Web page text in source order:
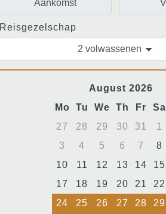
Reisgezelschap
2 volwassenen
August 2026
Mo
Tu We Th Fr Sa
27
28 29 30 31 1
3
4 5 6 7 8
10
11 12 13 14 15
17
18 19 20 21 22
24
25 26 27 28 29